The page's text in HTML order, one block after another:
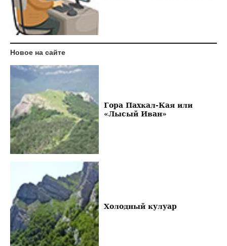
Новое на сайте
Гора Пахкал-Кая или
«Лысый Иван»
Холодный кулуар